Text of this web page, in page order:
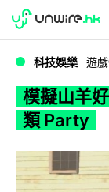
WWDC 2026
科技娛樂 遊
模擬山羊
類 Party